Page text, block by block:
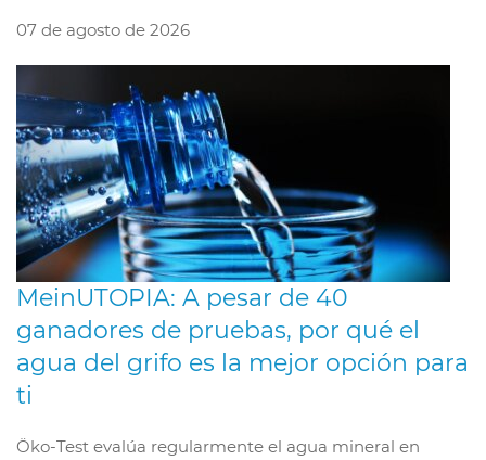
07 de agosto de 2026
MeinUTOPIA: A pesar de 40
ganadores de pruebas, por qué el
agua del grifo es la mejor opción para
ti
Öko-Test evalúa regularmente el agua mineral en